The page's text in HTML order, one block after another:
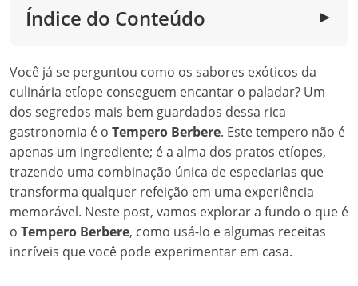
Índice do Conteúdo ▼
Você já se perguntou como os sabores exóticos da
culinária etíope conseguem encantar o paladar? Um
dos segredos mais bem guardados dessa rica
gastronomia é o Tempero Berbere. Este tempero não é
apenas um ingrediente; é a alma dos pratos etíopes,
trazendo uma combinação única de especiarias que
transforma qualquer refeição em uma experiência
memorável. Neste post, vamos explorar a fundo o que é
o Tempero Berbere, como usá-lo e algumas receitas
incríveis que você pode experimentar em casa.